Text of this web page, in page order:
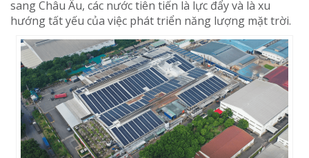
sang Châu Âu, các nước tiên tiến là lực đẩy và là xu
hướng tất yếu của việc phát triển năng lượng mặt trời.